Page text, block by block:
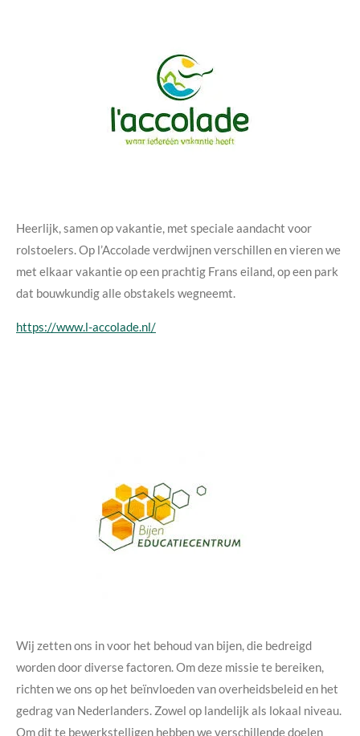
Heerlijk, samen op vakantie, met speciale aandacht voor
rolstoelers. Op l’Accolade verdwijnen verschillen en vieren we
met elkaar vakantie op een prachtig Frans eiland, op een park
dat bouwkundig alle obstakels wegneemt.
https://www.l-accolade.nl/
Wij zetten ons in voor het behoud van bijen, die bedreigd
worden door diverse factoren. Om deze missie te bereiken,
richten we ons op het beïnvloeden van overheidsbeleid en het
gedrag van Nederlanders. Zowel op landelijk als lokaal niveau.
Om dit te bewerkstelligen hebben we verschillende doelen